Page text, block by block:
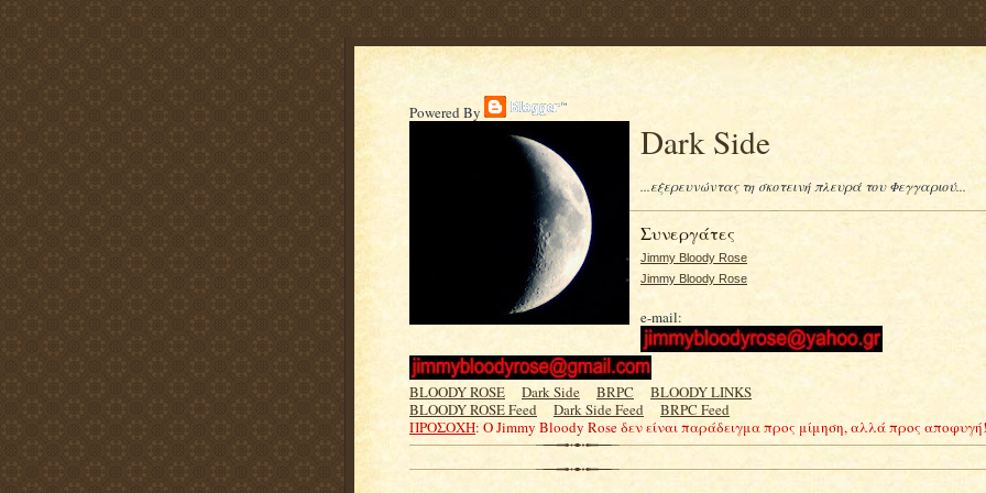
Powered By
Dark Side
...εξερευνώντας τη σκοτεινή πλευρά του Φεγγαριού...
Συνεργάτες
Jimmy Bloody Rose
Jimmy Bloody Rose
e-mail:
BLOODY ROSE.....Dark Side.....BRPC.....BLOODY LINKS
BLOODY ROSE Feed.....Dark Side Feed.....BRPC Feed
ΠΡΟΣΟΧΗ: Ο Jimmy Bloody Rose δεν είναι παράδειγμα προς μίμηση, αλλά προς αποφυγή!